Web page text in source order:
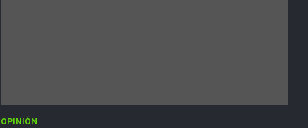
OPINIÓN